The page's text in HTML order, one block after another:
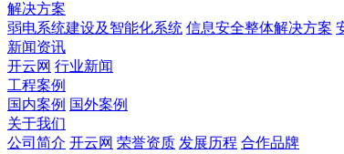
解决方案
弱电系统建设及智能化系统 信息安全整体解决方案
新闻资讯
开云网 行业新闻
工程案例
国内案例 国外案例
关于我们
公司简介 开云网 荣誉资质 发展历程 合作品牌